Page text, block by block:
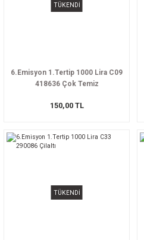
TÜKENDİ
6.Emisyon 1.Tertip 1000 Lira C09
418636 Çok Temiz
150,00 TL
TÜKENDİ